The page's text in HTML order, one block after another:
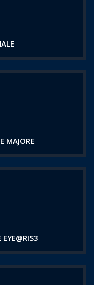
MAJORE